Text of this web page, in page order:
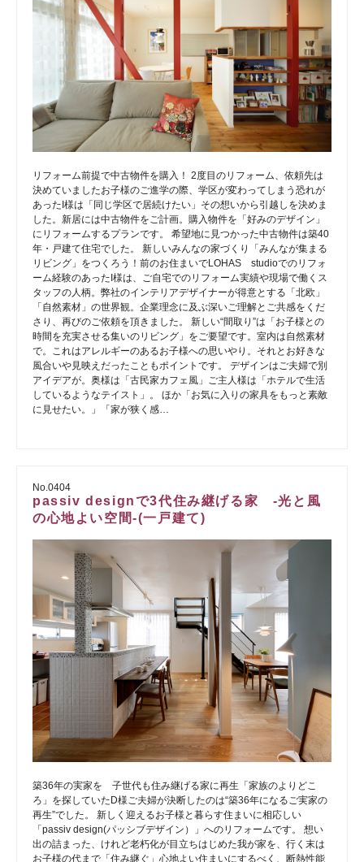
リフォーム前提で中古物件を購入！ 2度目のリフォーム、依頼先は
決めていましたお子様のご進学の際、学区が変わってしまう恐れが
あったI様は「同じ学区で居続けたい」その想いから引越しを決めま
した。新居には中古物件をご計画。購入物件を「好みのデザイン」
にリフォームするプランです。 希望地に見つかった中古物件は築40
年・戸建て住宅でした。 新しいみんなの家づくり「みんなが集まる
リビング」をつくろう！前のお住まいでLOHAS studioでのリフォ
ーム経験のあったI様は、ご自宅でのリフォーム実績や現場で働くス
タッフの人柄。弊社のインテリアデザイナーが得意とする「北欧」
「自然素材」の世界観。企業理念に及ぶ深いご理解とご共感をくだ
さり、再びのご依頼を頂きました。 新しい“間取り”は「お子様との
時間を充実させる集いのリビング」をご要望です。室内は自然素材
で。これはアレルギーのあるお子様への思いやり。それとお好きな
風合いや見映えだったこともポイントです。 デザインはご夫婦で別
アイデアが。奥様は「古民家カフェ風」ご主人様は「ホテルで生活
しているようなテイスト」。 ほか「お気に入りの家具をもっと素敵
に見せたい。」「家が狭く感…
No.0404
passiv designで3代住み継げる家 -光と風
の心地よい空間-(一戸建て)
築36年の実家を 子世代も住み継げる家に再生「家族のよりどこ
ろ」を探していたD様ご夫婦が決断したのは“築36年になるご実家の
再生”でした。 新しく迎えるお子様と暮らす住まいに相応しい
「passiv design(パッシブデザイン）」へのリフォームです。 想い
出の詰まった、けれど老朽化が目立ちはじめた我が家を、行く末は
お子様の代まで「住み継ぐ」心地よい住まいにするべく、断熱性能